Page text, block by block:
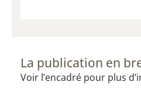
La publication en
Voir l’encadré pour plus